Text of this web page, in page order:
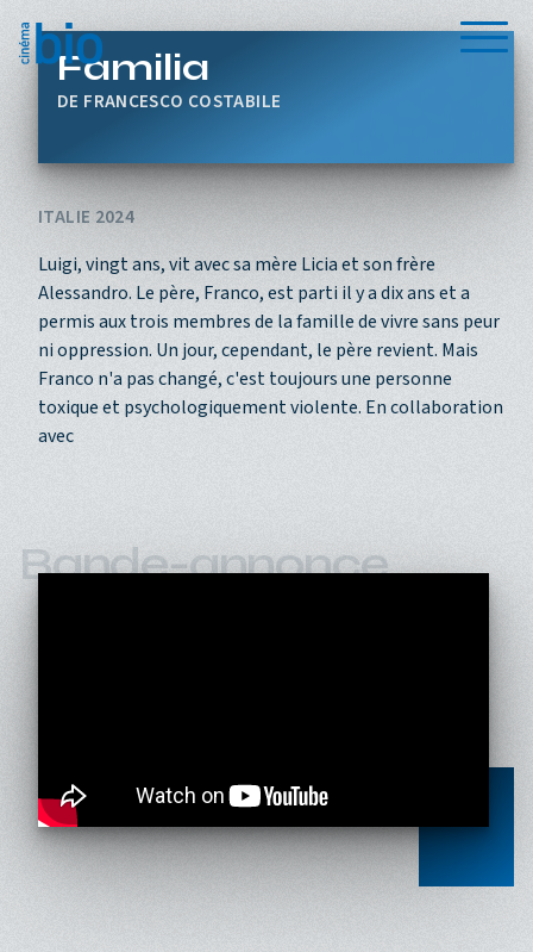
Familia
FRANCESCO COSTABILE
ITALIE 2024
Luigi, vingt ans, vit avec sa mère Licia et son frère
Alessandro. Le père, Franco, est parti il y a dix ans et a
permis aux trois membres de la famille de vivre sans peur
ni oppression. Un jour, cependant, le père revient. Mais
Franco n'a pas changé, c'est toujours une personne
toxique et psychologiquement violente. En collaboration
avec
Bande-annonce